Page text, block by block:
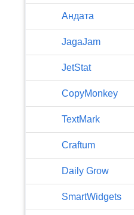
Андата
JagaJam
JetStat
CopyMonkey
TextMark
Craftum
​Daily Grow
SmartWidgets